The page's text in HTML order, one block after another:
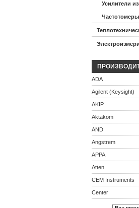
Усилители
Частотомеры
ADA
Agilent (Keysight)
AKIP
Aktakom
AND
Angstrem
APPA
Atten
CEM Instruments
Center